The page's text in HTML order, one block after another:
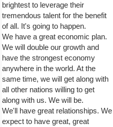
brightest to leverage their
tremendous talent for the benefit
of all. It's going to happen.
We have a great economic plan.
We will double our growth and
have the strongest economy
anywhere in the world. At the
same time, we will get along with
all other nations willing to get
along with us. We will be.
We'll have great relationships. We
expect to have great, great